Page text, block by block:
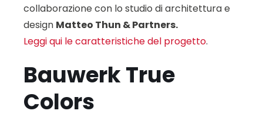
collaborazione con lo studio di architettura e
design Matteo Thun & Partners.
Leggi qui le caratteristiche del progetto.
Bauwerk True
Colors